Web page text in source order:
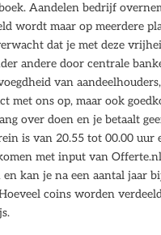
Aandelen bedrijf
wordt maar op meerdere
dat je met deze
andere door centrale
van
met ons op, maar ook
over doen en je betaalt
is van 20.55 tot 00.00
met input van
en kan je na een aantal jaar
coins worden